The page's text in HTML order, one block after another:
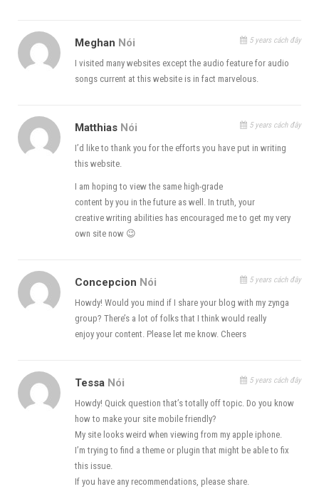
Meghan Nói 5 years cách đây
I visited many websites except the audio feature for audio
songs current at this website is in fact marvelous.
Matthias Nói 5 years cách đây
I’d like to thank you for the efforts you have put in writing
this website.
I am hoping to view the same high-grade
content by you in the future as well. In truth, your
creative writing abilities has encouraged me to get my very
own site now 😉
Concepcion Nói 5 years cách đây
Howdy! Would you mind if I share your blog with my zynga
group? There’s a lot of folks that I think would really
enjoy your content. Please let me know. Cheers
Tessa Nói 5 years cách đây
Howdy! Quick question that’s totally off topic. Do you know
how to make your site mobile friendly?
My site looks weird when viewing from my apple iphone.
I’m trying to find a theme or plugin that might be able to fix
this issue.
If you have any recommendations, please share.